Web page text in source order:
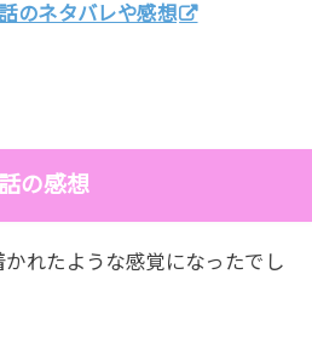
のネタバレや感想
の感想
れたような感覚になったでし